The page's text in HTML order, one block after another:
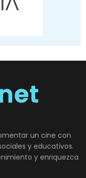
un cine con
y educativos.
y enriquezca